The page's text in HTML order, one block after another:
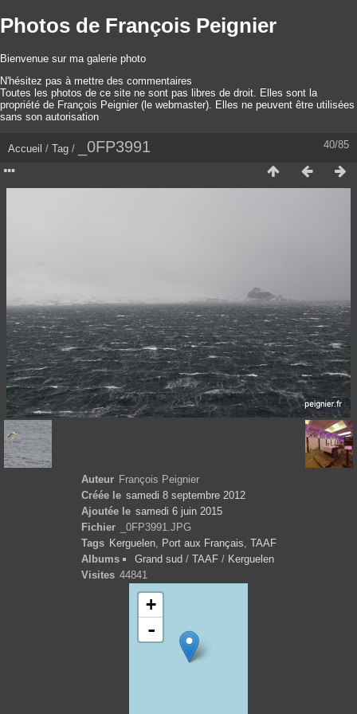
Photos de François Peignier
Bienvenue sur ma galerie photo
N'hésitez pas à mettre des commentaires
Toutes les photos de ce site ne sont pas libres de droit. Elles sont la
propriété de François Peignier (le webmaster). Elles ne peuvent être utilisées
sans son autorisation
40/85
Accueil / Tag / _0FP3991
Auteur François Peignier
Créée le samedi 8 septembre 2012
Ajoutée le samedi 6 juin 2015
Fichier
_0FP3991.JPG
Tags Kerguelen Port aux Français TAAF
Albums
Grand sud / TAAF / Kerguelen
Visites 44841
+
-